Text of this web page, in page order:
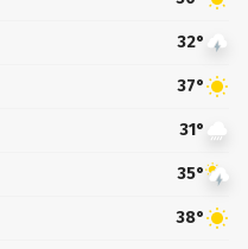
32°
37°
31°
35°
38°